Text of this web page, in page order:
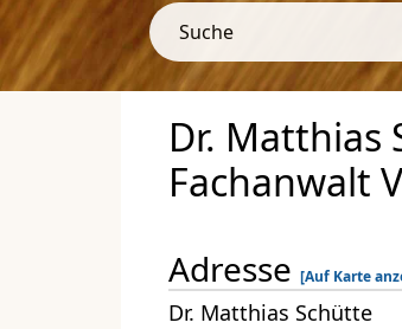
Suche
Dr. Matthias
Fachanwalt
Adresse [Auf Karte
Dr. Matthias Schütte